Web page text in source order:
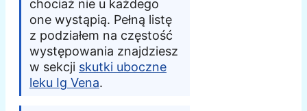
chociaż nie u każdego
one wystąpią. Pełną listę
z podziałem na częstość
występowania znajdziesz
w sekcji skutki uboczne
leku Ig Vena.